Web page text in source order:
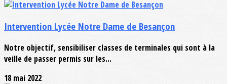
Intervention Lycée Notre Dame de Besançon
Notre objectif, sensibiliser classes de terminales qui sont à la
veille de passer permis sur les...
18 mai 2022